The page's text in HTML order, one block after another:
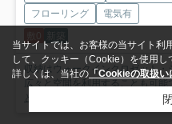
フローリング
電気有
収納はウォークインクロゼット・
広々と空間を利用することも可
と見る
当サイトでは、お客様の当サイト利
して、クッキー（Cookie）を使用し
詳しくは、当社の 「Cookieの取扱い